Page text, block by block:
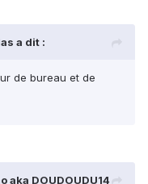
a dit :
de bureau et de
aka DOUDOUDU14